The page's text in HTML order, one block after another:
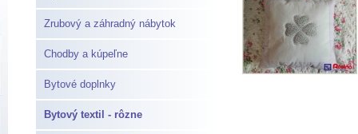
Zrubový a záhradný nábytok
Chodby a kúpeľne
Bytové doplnky
Bytový textil - rôzne